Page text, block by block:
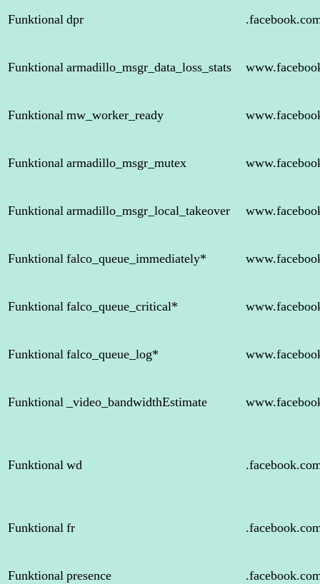
Funktional dpr
Funktional armadillo_msgr_data_loss_stats
Funktional mw_worker_ready
Funktional armadillo_msgr_mutex
Funktional armadillo_msgr_local_takeover
Funktional falco_queue_immediately*
Funktional falco_queue_critical*
Funktional falco_queue_log*
Funktional _video_bandwidthEstimate
Funktional wd
Funktional fr
Funktional presence